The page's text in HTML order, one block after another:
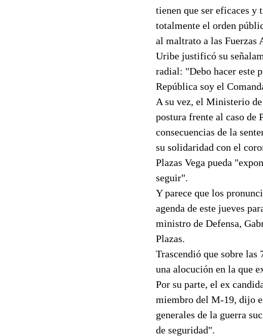
tienen que ser eficaces y
totalmente el orden
al maltrato a las Fuerzas
Uribe justificó su
radial: "Debo hacer este
República soy el
A su vez, el Ministerio
postura frente al caso de
consecuencias de la
su solidaridad con el
Plazas Vega pueda
seguir".
Y parece que los
agenda de este jueves
ministro de Defensa,
Plazas.
Trascendió que sobre
una alocución en la que
Por su parte, el ex
miembro del M-19, dijo
generales de la guerra
de seguridad".